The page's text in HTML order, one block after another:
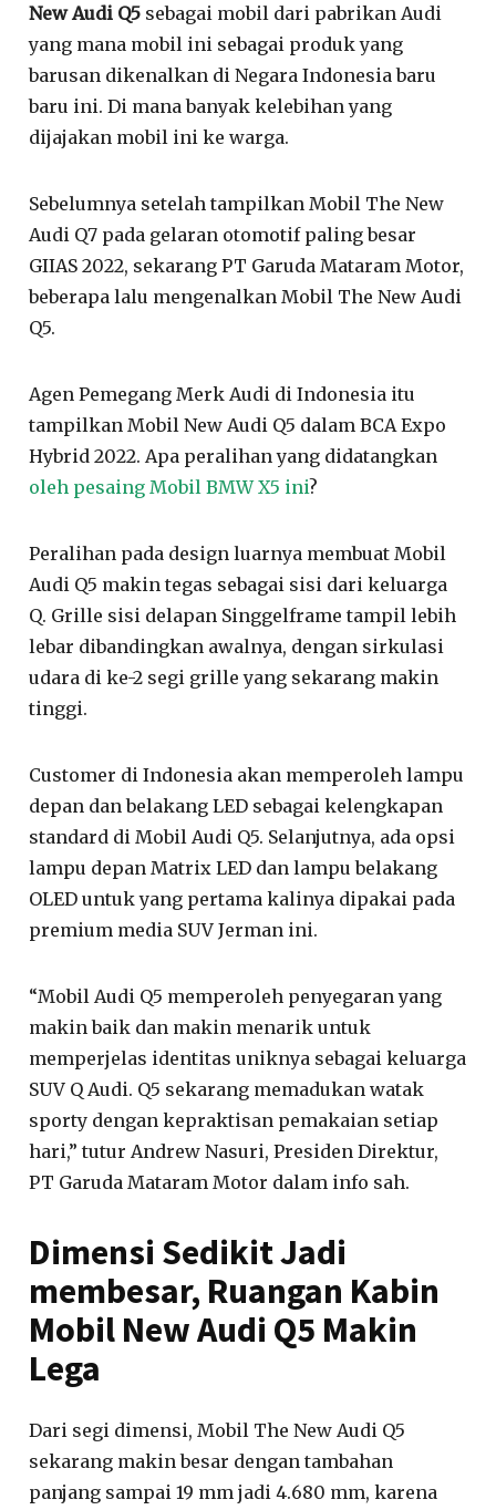
New Audi Q5 sebagai mobil dari pabrikan Audi
yang mana mobil ini sebagai produk yang
barusan dikenalkan di Negara Indonesia baru
baru ini. Di mana banyak kelebihan yang
dijajakan mobil ini ke warga.
Sebelumnya setelah tampilkan Mobil The New
Audi Q7 pada gelaran otomotif paling besar
GIIAS 2022, sekarang PT Garuda Mataram Motor,
beberapa lalu mengenalkan Mobil The New Audi
Q5.
Agen Pemegang Merk Audi di Indonesia itu
tampilkan Mobil New Audi Q5 dalam BCA Expo
Hybrid 2022. Apa peralihan yang didatangkan
oleh pesaing Mobil BMW X5 ini?
Peralihan pada design luarnya membuat Mobil
Audi Q5 makin tegas sebagai sisi dari keluarga
Q. Grille sisi delapan Singgelframe tampil lebih
lebar dibandingkan awalnya, dengan sirkulasi
udara di ke-2 segi grille yang sekarang makin
tinggi.
Customer di Indonesia akan memperoleh lampu
depan dan belakang LED sebagai kelengkapan
standard di Mobil Audi Q5. Selanjutnya, ada opsi
lampu depan Matrix LED dan lampu belakang
OLED untuk yang pertama kalinya dipakai pada
premium media SUV Jerman ini.
“Mobil Audi Q5 memperoleh penyegaran yang
makin baik dan makin menarik untuk
memperjelas identitas uniknya sebagai keluarga
SUV Q Audi. Q5 sekarang memadukan watak
sporty dengan kepraktisan pemakaian setiap
hari,” tutur Andrew Nasuri, Presiden Direktur,
PT Garuda Mataram Motor dalam info sah.
Dimensi Sedikit Jadi
membesar, Ruangan Kabin
Mobil New Audi Q5 Makin
Lega
Dari segi dimensi, Mobil The New Audi Q5
sekarang makin besar dengan tambahan
panjang sampai 19 mm jadi 4.680 mm, karena